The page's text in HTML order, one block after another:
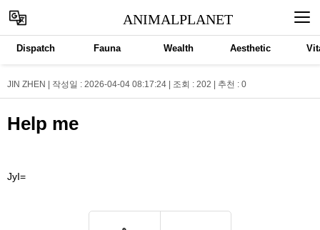
ANIMALPLANET
Dispatch Fauna Wealth Aesthetic
JIN ZHEN | 작성일 : 2026-04-04 08:17:24 | 조회 : 202 | 추천 : 0
Help me
JyI=